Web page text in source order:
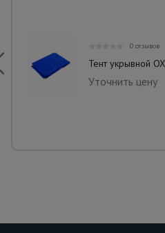
0 отзывов
Тент укрывной
Уточнить цену